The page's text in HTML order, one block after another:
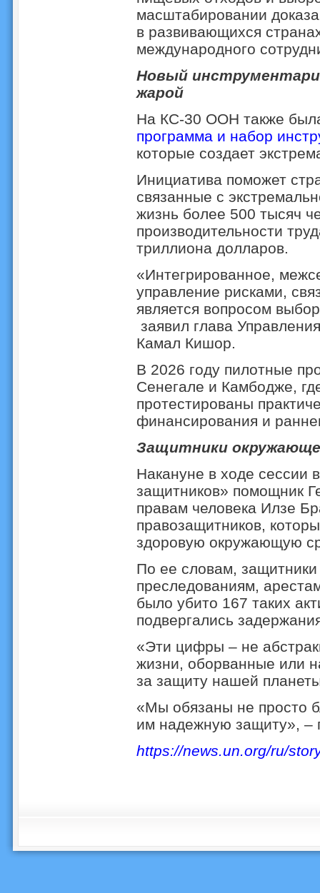
масштабировании
в развивающихся
международного
Новый
жарой
На КС-30 ООН также
программа и набор
которые создает
Инициатива поможет
связанные с
жизнь более 500 тысяч
производительности
триллиона долларов.
«Интегрированное,
управление рисками,
является вопросом
заявил глава
Камал Кишор.
В 2026 году пилотные
Сенегале и Камбодже,
протестированы
финансирования и
Защитники
Накануне в ходе сессии
защитников» помощник
правам человека Илзе
правозащитников,
здоровую окружающую
По ее словам,
преследованиям,
было убито 167 таких
подвергались
«Эти цифры – не
жизни, оборванные или
за защиту нашей
«Мы обязаны не просто
им надежную защиту», –
https://news.un.org/ru/